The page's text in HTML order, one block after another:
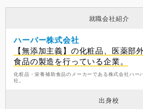
就職会社紹介
ハーバー株式会社
【無添加主義】の化粧品、医薬部
食品の製造を行っている企業。
化粧品・栄養補助食品のメーカーである株式会社ハー
社。
出身校